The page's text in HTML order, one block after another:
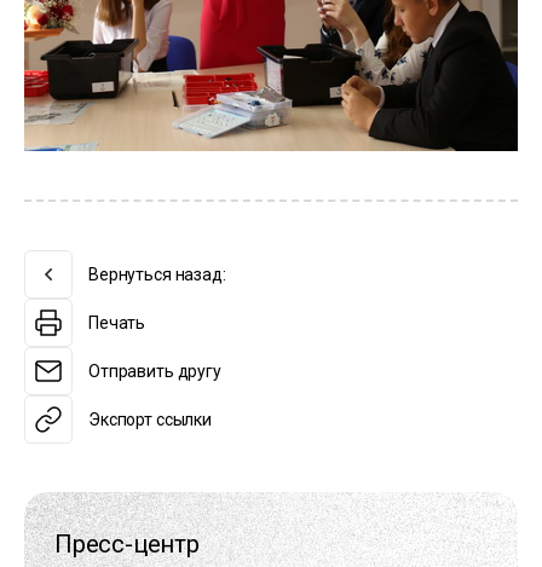
Пресс-центр
Вернуться назад:
Печать
Отправить другу
Экспорт ссылки